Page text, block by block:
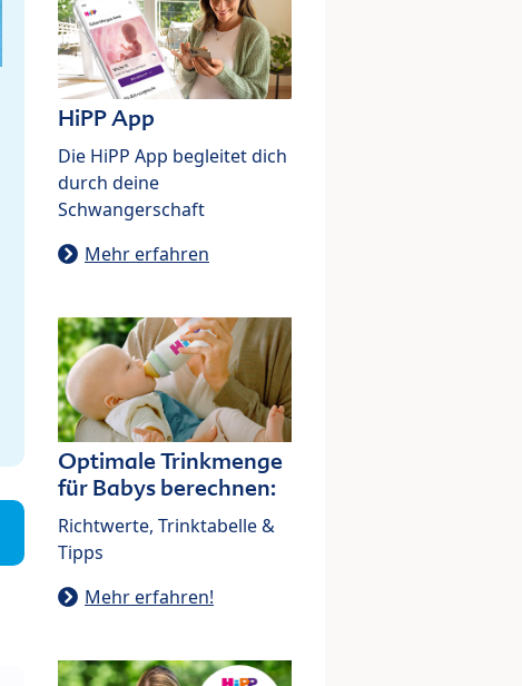
HiPP App
Die HiPP App begleitet dich
durch deine
Schwangerschaft
Mehr erfahren
Optimale Trinkmenge
für Babys berechnen:
Richtwerte, Trinktabelle &
Tipps
Mehr erfahren!